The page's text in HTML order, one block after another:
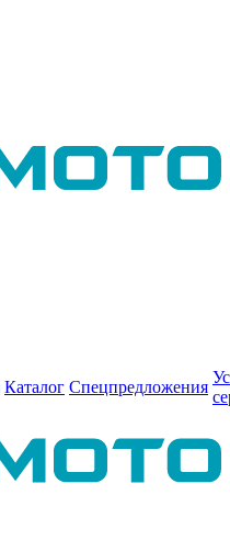
Каталог Спецпредложения